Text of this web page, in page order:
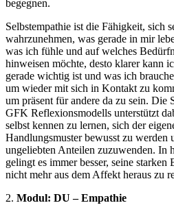
begegnen.
Selbstempathie ist die Fähigkeit, sich
wahrzunehmen, was gerade in mir
was ich fühle und auf welches
hinweisen möchte, desto klarer kann
gerade wichtig ist und was ich
um wieder mit sich in Kontakt zu
um präsent für andere da zu sein. Die
GFK Reflexionsmodells unterstützt
selbst kennen zu lernen, sich der
Handlungsmuster bewusst zu werden
ungeliebten Anteilen zuzuwenden. In
gelingt es immer besser, seine
nicht mehr aus dem Affekt heraus zu
2. Modul: DU – Empathie